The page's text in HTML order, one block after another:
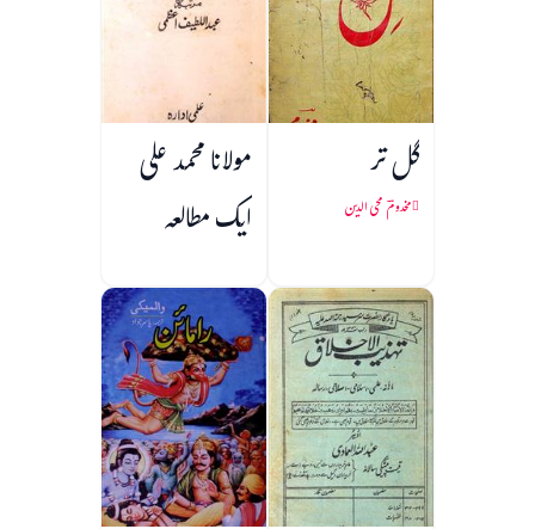
گل تر
مخدومؔ محی الدین
مولانا محمد علی
ایک مطالعہ